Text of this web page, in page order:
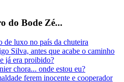
do Bode Zé...
de luxo no país da chuteira
Silva, antes que acabe o caminho
já era proibido?
chora... onde estou eu?
ferem inocente e cooperador